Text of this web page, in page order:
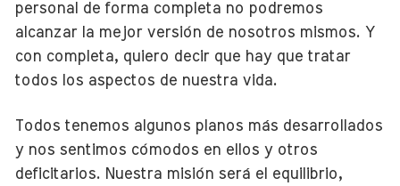
personal de forma completa no podremos
alcanzar la mejor versión de nosotros mismos. Y
con completa, quiero decir que hay que tratar
todos los aspectos de nuestra vida.
Todos tenemos algunos planos más desarrollados
y nos sentimos cómodos en ellos y otros
deficitarios. Nuestra misión será el equilibrio,